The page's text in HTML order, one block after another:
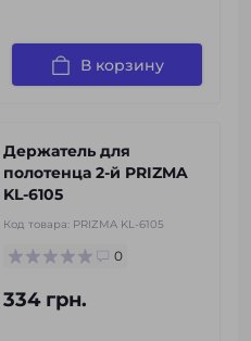
В корзину
Держатель для
полотенца 2-й PRIZMA
KL-6105
Код товара: PRIZMA KL-6105
0
334 грн.